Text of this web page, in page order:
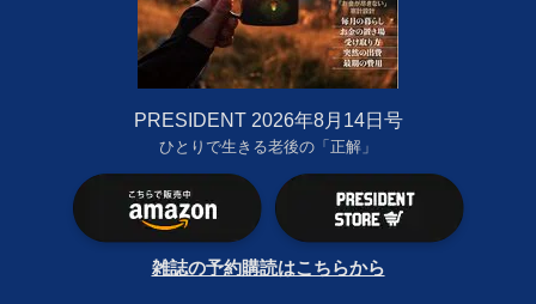
PRESIDENT 2026年8月14日号
ひとりで生きる老後の「正解」
雑誌の予約購読はこちらから